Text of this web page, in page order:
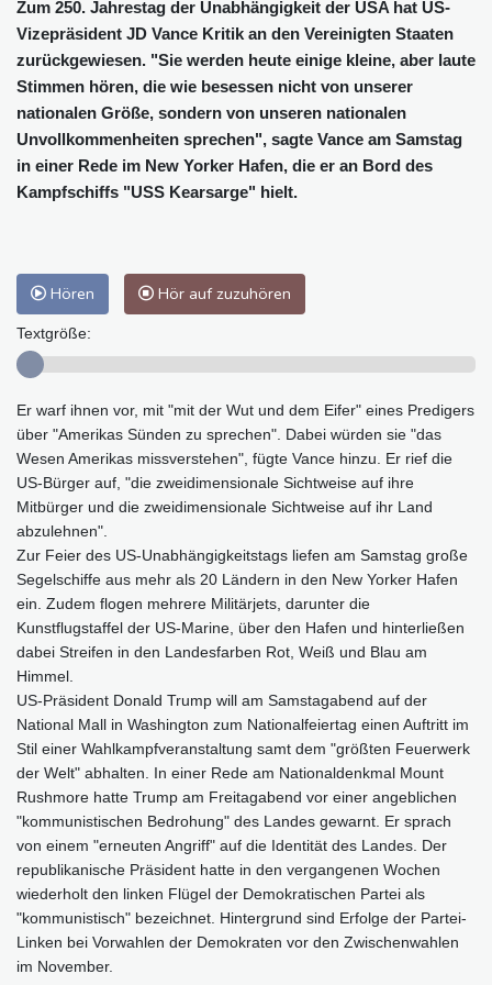
Zum 250. Jahrestag der Unabhängigkeit der USA hat US-
Vizepräsident JD Vance Kritik an den Vereinigten Staaten
zurückgewiesen. "Sie werden heute einige kleine, aber laute
Stimmen hören, die wie besessen nicht von unserer
nationalen Größe, sondern von unseren nationalen
Unvollkommenheiten sprechen", sagte Vance am Samstag
in einer Rede im New Yorker Hafen, die er an Bord des
Kampfschiffs "USS Kearsarge" hielt.
Hören Hör auf zuzuhören
Textgröße:
Er warf ihnen vor, mit "mit der Wut und dem Eifer" eines Predigers
über "Amerikas Sünden zu sprechen". Dabei würden sie "das
Wesen Amerikas missverstehen", fügte Vance hinzu. Er rief die
US-Bürger auf, "die zweidimensionale Sichtweise auf ihre
Mitbürger und die zweidimensionale Sichtweise auf ihr Land
abzulehnen".
Zur Feier des US-Unabhängigkeitstags liefen am Samstag große
Segelschiffe aus mehr als 20 Ländern in den New Yorker Hafen
ein. Zudem flogen mehrere Militärjets, darunter die
Kunstflugstaffel der US-Marine, über den Hafen und hinterließen
dabei Streifen in den Landesfarben Rot, Weiß und Blau am
Himmel.
US-Präsident Donald Trump will am Samstagabend auf der
National Mall in Washington zum Nationalfeiertag einen Auftritt im
Stil einer Wahlkampfveranstaltung samt dem "größten Feuerwerk
der Welt" abhalten. In einer Rede am Nationaldenkmal Mount
Rushmore hatte Trump am Freitagabend vor einer angeblichen
"kommunistischen Bedrohung" des Landes gewarnt. Er sprach
von einem "erneuten Angriff" auf die Identität des Landes. Der
republikanische Präsident hatte in den vergangenen Wochen
wiederholt den linken Flügel der Demokratischen Partei als
"kommunistisch" bezeichnet. Hintergrund sind Erfolge der Partei-
Linken bei Vorwahlen der Demokraten vor den Zwischenwahlen
im November.